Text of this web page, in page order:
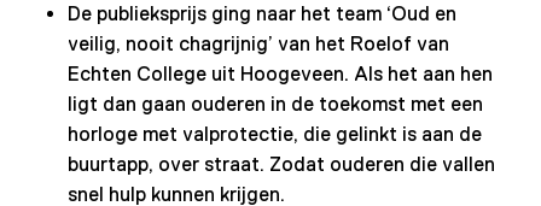
De publieksprijs ging naar het team ‘Oud en
veilig, nooit chagrijnig’ van het Roelof van
Echten College uit Hoogeveen. Als het aan hen
ligt dan gaan ouderen in de toekomst met een
horloge met valprotectie, die gelinkt is aan de
buurtapp, over straat. Zodat ouderen die vallen
snel hulp kunnen krijgen.